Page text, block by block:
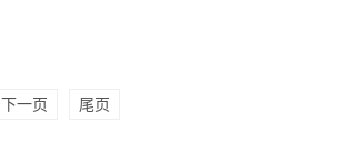
下一页 尾页